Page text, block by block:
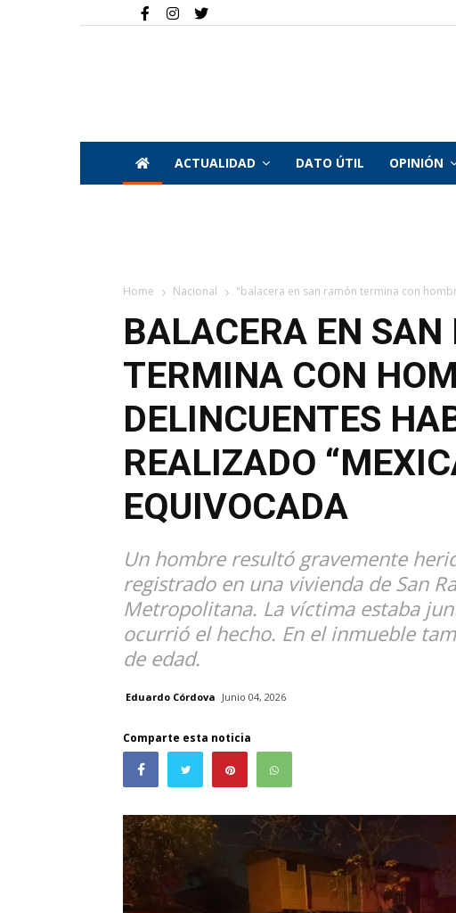
ACTUALIDAD DATO ÚTIL OPINIÓN
Home Nacional "balacera en san ramón termina con
BALACERA EN SAN
TERMINA CON
DELINCUENTES
REALIZADO
EQUIVOCADA
Un hombre resultó gravemente
registrado en una vivienda de San
Metropolitana. La víctima estaba
ocurrió el hecho. En el inmueble
de edad.
Eduardo Córdova Junio 04, 2026
Comparte esta noticia